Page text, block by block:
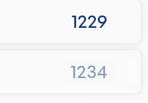
1229
1234